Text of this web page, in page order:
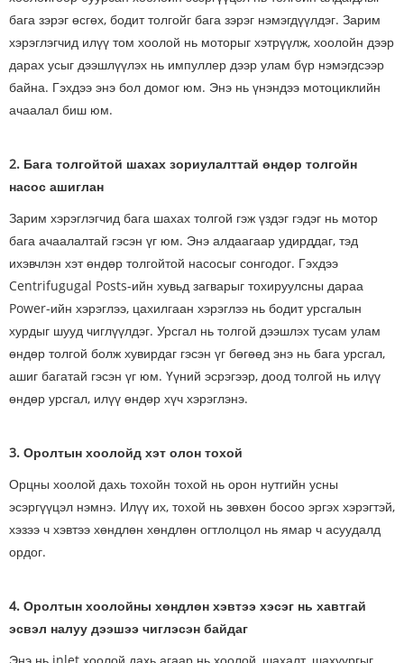
бага зэрэг өсгөх, бодит толгойг бага зэрэг нэмэгдүүлдэг. Зарим
хэрэглэгчид илүү том хоолой нь моторыг хэтрүүлж, хоолойн дээр
дарах усыг дээшлүүлэх нь импуллер дээр улам бүр нэмэгдсээр
байна. Гэхдээ энэ бол домог юм. Энэ нь үнэндээ мотоциклийн
ачаалал биш юм.
2. Бага толгойтой шахах зориулалттай өндөр толгойн
насос ашиглан
Зарим хэрэглэгчид бага шахах толгой гэж үздэг гэдэг нь мотор
бага ачаалалтай гэсэн үг юм. Энэ алдаагаар удирддаг, тэд
ихэвчлэн хэт өндөр толгойтой насосыг сонгодог. Гэхдээ
Centrifugugal Posts-ийн хувьд загварыг тохируулсны дараа
Power-ийн хэрэглээ, цахилгаан хэрэглээ нь бодит урсгалын
хурдыг шууд чиглүүлдэг. Урсгал нь толгой дээшлэх тусам улам
өндөр толгой болж хувирдаг гэсэн үг бөгөөд энэ нь бага урсгал,
ашиг багатай гэсэн үг юм. Үүний эсрэгээр, доод толгой нь илүү
өндөр урсгал, илүү өндөр хүч хэрэглэнэ.
3. Оролтын хоолойд хэт олон тохой
Орцны хоолой дахь тохойн тохой нь орон нутгийн усны
эсэргүүцэл нэмнэ. Илүү их, тохой нь зөвхөн босоо эргэх хэрэгтэй,
хэзээ ч хэвтээ хөндлөн хөндлөн огтлолцол нь ямар ч асуудалд
ордог.
4. Оролтын хоолойны хөндлөн хэвтээ хэсэг нь хавтгай
эсвэл налуу дээшээ чиглэсэн байдаг